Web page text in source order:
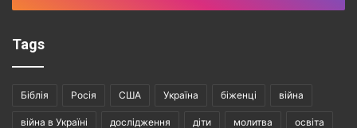
Tags
Біблія Росія США Україна біженці війна
війна в Україні дослідження діти молитва освіта